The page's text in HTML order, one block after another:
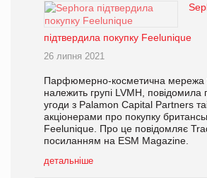
підтвердила покупку Feelunique
26 липня 2021
Парфюмерно-косметична
належить групі LVMH, повідомила
угоди з Palamon Capital Partners
акціонерами про покупку
Feelunique. Про це повідомляє
посиланням на ESM Magazine.
детальніше